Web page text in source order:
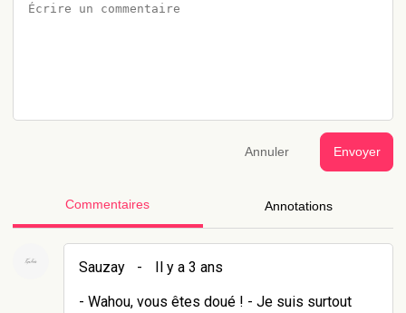
Annuler Envoyer
Commentaires Annotations
Sauzay -
Il y a 3 ans
- Wahou, vous êtes doué ! - Je suis surtout